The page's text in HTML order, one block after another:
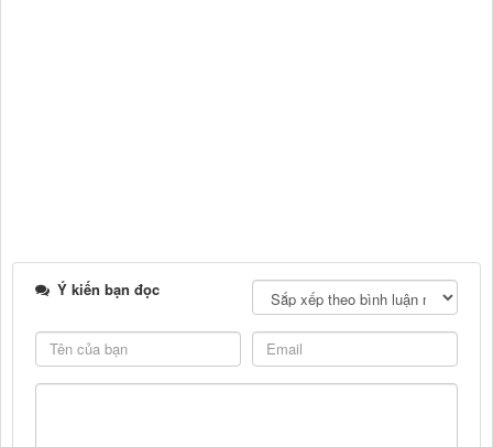
Ý kiến bạn đọc